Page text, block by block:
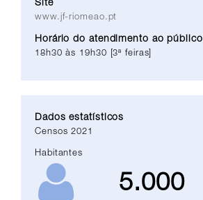
www.jf-riomeao.pt
Horário do atendimento ao público
18h30 às 19h30 [3ª feiras]
Dados estatísticos
Censos 2021
Habitantes
5.000